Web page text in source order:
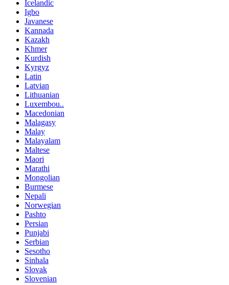
Icelandic
Igbo
Javanese
Kannada
Kazakh
Khmer
Kurdish
Kyrgyz
Latin
Latvian
Lithuanian
Luxembou..
Macedonian
Malagasy
Malay
Malayalam
Maltese
Maori
Marathi
Mongolian
Burmese
Nepali
Norwegian
Pashto
Persian
Punjabi
Serbian
Sesotho
Sinhala
Slovak
Slovenian